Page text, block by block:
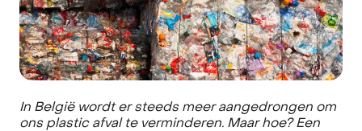
In België wordt er steeds meer aangedrongen om
ons plastic afval te verminderen. Maar hoe? Een